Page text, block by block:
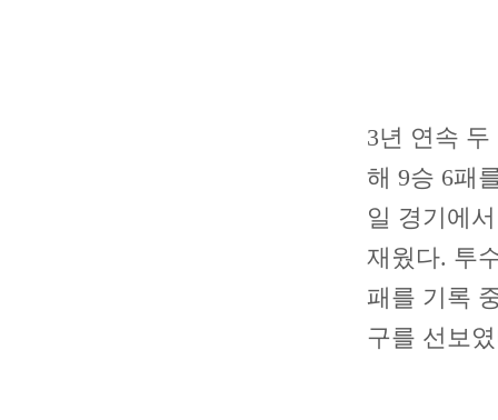
3년 연속
해 9승 6패
일 경기에
재웠다. 투
패를 기록
구를 선보